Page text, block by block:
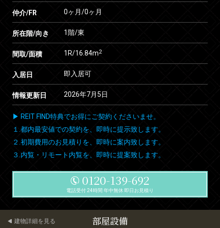
仲介/FR 0ヶ月/0ヶ月
所在階/向き 1階/東
間取/面積 1R/16.84m2
入居日 即入居可
情報更新日 2026年7月5日
▶ REIT FIND特典でお得にご契約くださいませ。
１.都内最安値での契約を、即時に提示致します。
２.初期費用のお見積りを、即時に案内致します。
３.内覧・リモート内覧を、即時に提案致します。
0120-139-692
電話受付 24時間 年中無休 即日お見積り
部屋設備
建物詳細を見る